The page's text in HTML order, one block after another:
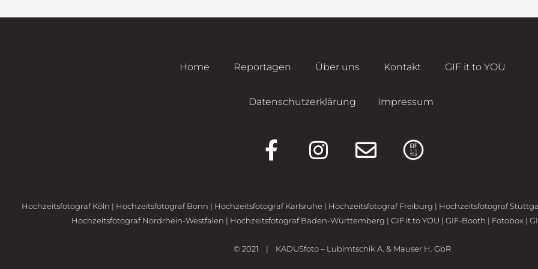
Home Reportagen Über uns Kontakt GIF it to YOU
Datenschutzerklärung Impressum
F
e
o
I
t
g
E
e
o
Hochzeitsfotograf Köln | Hochzeitsfotograf Bonn | Hochzeitsfotograf Karlsruhe | Hochzeitsfotograf Freiburg | Hochzeitsfotograf
Hochzeitsfotograf Nordrhein-Westfalen | Hochzeitsfotograf Baden-Württemberg | GIF it to YOU | GIF-Booth | Fotobox|
© 2021 | KADUSfoto – Lubimtschik A. & Mauser H. GbR